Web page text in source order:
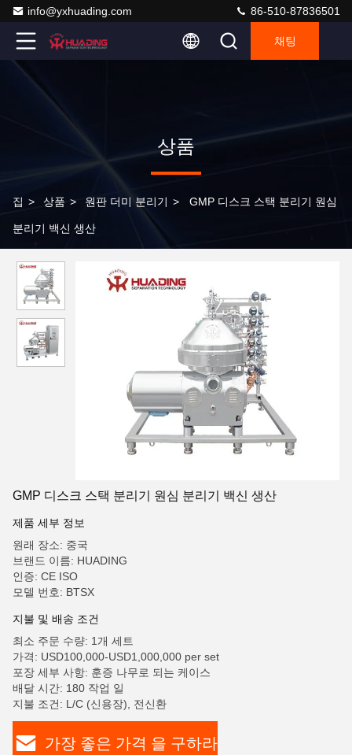
info@yxhuading.com 86-510-87836501
채팅
상품
집 > 상품 > 원판 더미 분리기 > GMP 디스크 스택 분리기 원심
분리기 백신 생산
GMP 디스크 스택 분리기 원심 분리기 백신 생산
제품 세부 정보
원래 장소: 중국
브랜드 이름: HUADING
인증: CE ISO
모델 번호: BTSX
지불 및 배송 조건
최소 주문 수량: 1개 세트
가격: USD100,000-USD1,000,000 per set
포장 세부 사항: 훈증 나무로 되는 케이스
배달 시간: 180 작업 일
지불 조건: L/C (신용장), 전신환
가장 좋은 가격 을 구하라